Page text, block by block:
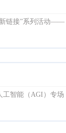
新链接”系列活动——
工智能（AGI）专场